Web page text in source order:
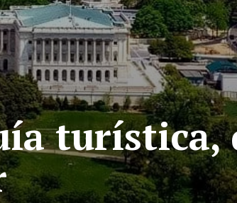
turística,